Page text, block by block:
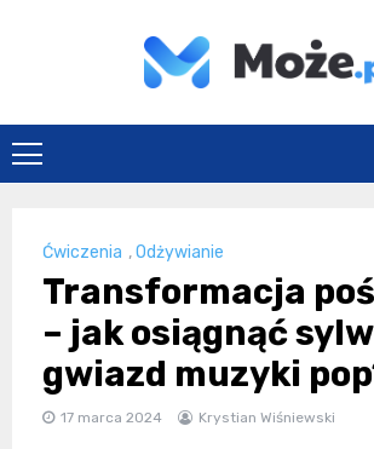
Może.pl
Ćwiczenia ,Odżywianie
Transformacja
– jak osiągnąć
gwiazd muzyki
17 marca 2024 Krystian Wiśniewski